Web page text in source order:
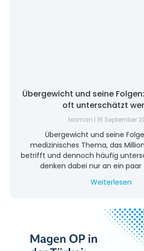
Übergewicht und seine
oft unterschätzt
teoman 16 September
Übergewicht und seine
medizinisches Thema, das
betrifft und dennoch häufig
denken dabei nur an ein paar
Weiterlesen